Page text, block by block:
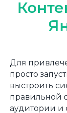
Для
просто
выстроить
правильной
аудитории и
Кейсы
О компании
Услуги